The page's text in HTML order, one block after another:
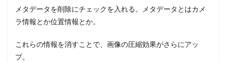
メタデータを削除にチェックを入れる。メタデータとはカメ
ラ情報とか位置情報とか。
これらの情報を消すことで、画像の圧縮効果がさらにアッ
プ。